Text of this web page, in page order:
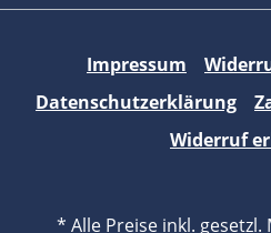
Impressum
Datenschutzerklärung
Widerruf
* Alle Preise inkl.